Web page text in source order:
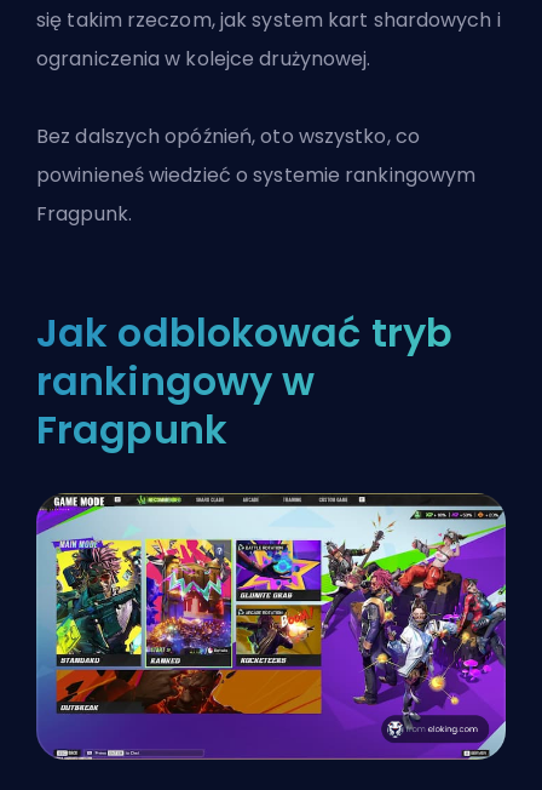
się takim rzeczom, jak system kart shardowych i
ograniczenia w kolejce drużynowej.
Bez dalszych opóźnień, oto wszystko, co
powinieneś wiedzieć o systemie rankingowym
Fragpunk.
Jak odblokować tryb
rankingowy w
Fragpunk